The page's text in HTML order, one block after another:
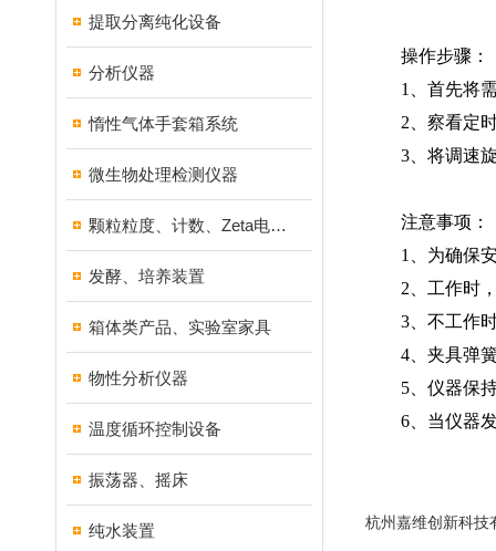
提取分离纯化设备
分析仪器
惰性气体手套箱系统
微生物处理检测仪器
颗粒粒度、计数、Zeta电位分析仪器
发酵、培养装置
箱体类产品、实验室家具
物性分析仪器
温度循环控制设备
振荡器、摇床
纯水装置
操作步骤：
1、首先将需
2、察看定时
3、将调速旋
注意事项：
1、为确保安
2、工作时，
3、不工作时
4、夹具弹簧
5、仪器保持
6、当仪器发
杭州嘉维创新科技